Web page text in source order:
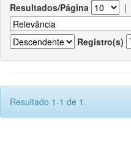
Resultados/Página |
Registro(s)
Resultado 1-1 de 1.